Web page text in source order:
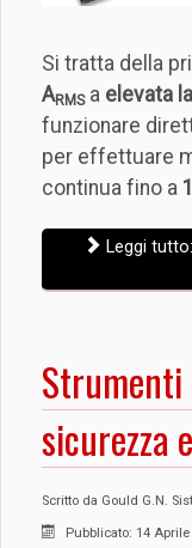
Si tratta della
ARMSa elevata
funzionare
per effettuare
continua fino a
Leggi
sicurezza
Scritto da Gould G.N.
Pubblicato: 14 Aprile